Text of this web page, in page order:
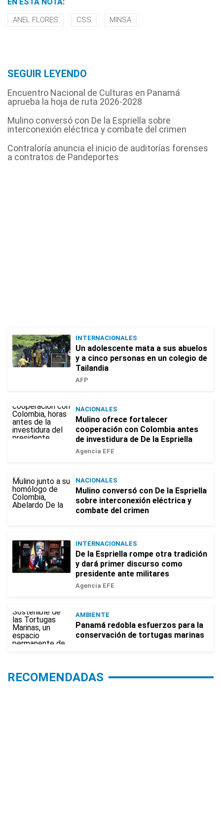
ANEL FLORES CSS MINSA
SEGUIR LEYENDO
Encuentro Nacional de Culturas en Panamá
aprueba la hoja de ruta 2026-2028
Mulino conversó con De la Espriella sobre
interconexión eléctrica y combate del crimen
Contraloría anuncia el inicio de auditorías forenses
a contratos de Pandeportes
INTERNACIONALES
Un adolescente mata a sus abuelos
y a cinco personas en un colegio de
Tailandia
AFP
NACIONALES
Mulino ofrece fortalecer
cooperación con Colombia antes
de investidura de De la Espriella
Agencia EFE
NACIONALES
Mulino conversó con De la Espriella
sobre interconexión eléctrica y
combate del crimen
INTERNACIONALES
De la Espriella rompe otra tradición
y dará primer discurso como
presidente ante militares
Agencia EFE
AMBIENTE
Panamá redobla esfuerzos para la
conservación de tortugas marinas
RECOMENDADAS